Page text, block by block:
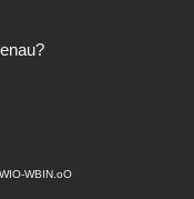
WBIN.oO